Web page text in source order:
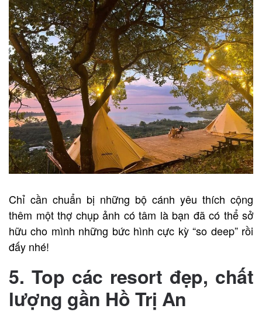
Chỉ cần chuẩn bị những bộ cánh yêu thích cộng
thêm một thợ chụp ảnh có tâm là bạn đã có thể sở
hữu cho mình những bức hình cực kỳ “so deep” rồi
đấy nhé!
5. Top các resort đẹp, chất
lượng gần Hồ Trị An